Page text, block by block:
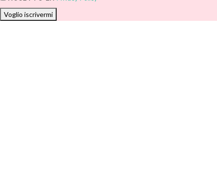
Voglio iscrivermi